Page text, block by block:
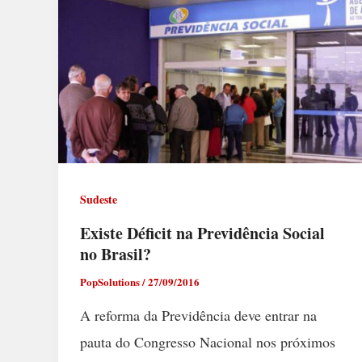
Sudeste
Existe Déficit na Previdência Social
no Brasil?
PopSolutions/27/09/2016
A reforma da Previdência deve entrar na
pauta do Congresso Nacional nos próximos